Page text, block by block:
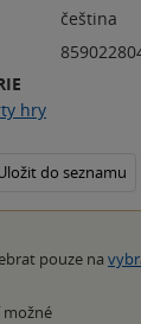
čeština
hry
do seznamu
pouze na